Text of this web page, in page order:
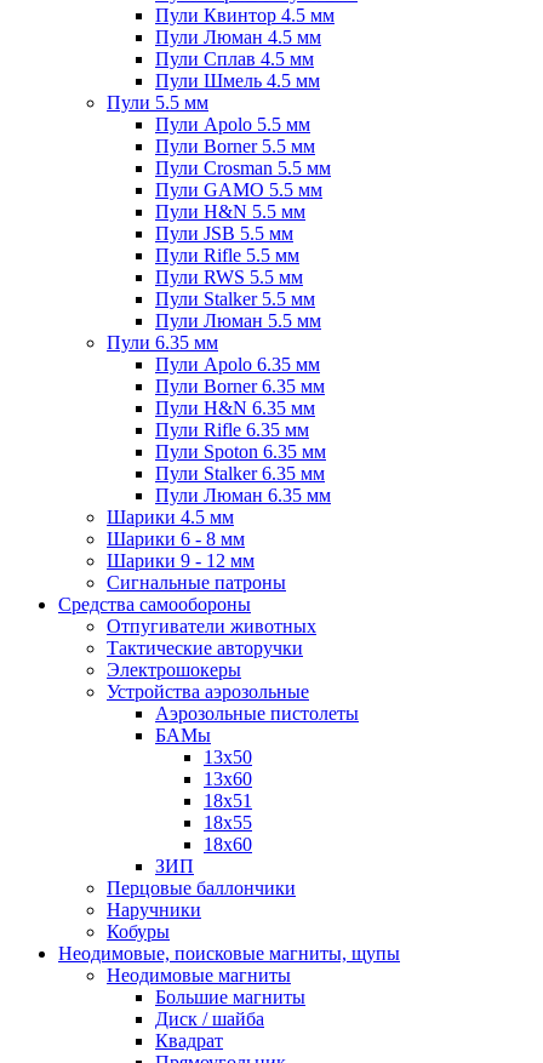
Пули Квинтор 4.5 мм
Пули Люман 4.5 мм
Пули Сплав 4.5 мм
Пули Шмель 4.5 мм
Пули 5.5 мм
Пули Apolo 5.5 мм
Пули Borner 5.5 мм
Пули Crosman 5.5 мм
Пули GAMO 5.5 мм
Пули H&N 5.5 мм
Пули JSB 5.5 мм
Пули Rifle 5.5 мм
Пули RWS 5.5 мм
Пули Stalker 5.5 мм
Пули Люман 5.5 мм
Пули 6.35 мм
Пули Apolo 6.35 мм
Пули Borner 6.35 мм
Пули H&N 6.35 мм
Пули Rifle 6.35 мм
Пули Spoton 6.35 мм
Пули Stalker 6.35 мм
Пули Люман 6.35 мм
Шарики 4.5 мм
Шарики 6 - 8 мм
Шарики 9 - 12 мм
Сигнальные патроны
Средства самообороны
Отпугиватели животных
Тактические авторучки
Электрошокеры
Устройства аэрозольные
Аэрозольные пистолеты
БАМы
13х50
13х60
18х51
18х55
18х60
ЗИП
Перцовые баллончики
Наручники
Кобуры
Неодимовые, поисковые магниты, щупы
Неодимовые магниты
Большие магниты
Диск / шайба
Квадрат